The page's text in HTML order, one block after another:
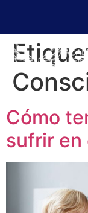
Cómo
sufrir en